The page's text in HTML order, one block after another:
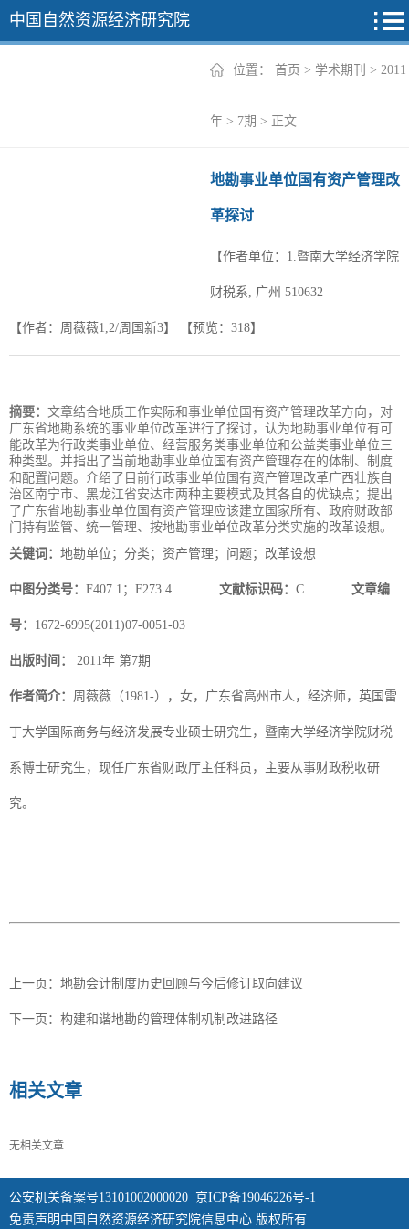
中国自然资源经济研究院
位置： 首页 > 学术期刊 > 2011
年 > 7期 > 正文
地勘事业单位国有资产管理改
革探讨
【作者单位：1.暨南大学经济学院
财税系, 广州 510632
【作者：周薇薇1,2/周国新3】 【预览： 318】
摘要： 文章结合地质工作实际和事业单位国有资产管理改革方向，对
广东省地勘系统的事业单位改革进行了探讨，认为地勘事业单位有可
能改革为行政类事业单位、经营服务类事业单位和公益类事业单位三
种类型。并指出了当前地勘事业单位国有资产管理存在的体制、制度
和配置问题。介绍了目前行政事业单位国有资产管理改革广西壮族自
治区南宁市、黑龙江省安达市两种主要模式及其各自的优缺点；提出
了广东省地勘事业单位国有资产管理应该建立国家所有、政府财政部
门持有监管、统一管理、按地勘事业单位改革分类实施的改革设想。
关键词： 地勘单位；分类；资产管理；问题；改革设想
中图分类号： F407.1；F273.4 文献标识码： C 文章编
号： 1672-6995(2011)07-0051-03
出版时间： 2011年 第7期
作者简介： 周薇薇（1981-），女，广东省高州市人，经济师，英国雷
丁大学国际商务与经济发展专业硕士研究生，暨南大学经济学院财税
系博士研究生，现任广东省财政厅主任科员，主要从事财政税收研
究。
上一页： 地勘会计制度历史回顾与今后修订取向建议
下一页： 构建和谐地勘的管理体制机制改进路径
相关文章
无相关文章
公安机关备案号13101002000020 京ICP备19046226号-1
免责声明中国自然资源经济研究院信息中心 版权所有